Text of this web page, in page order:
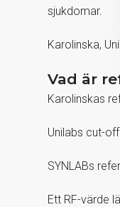
sjukdomar.
Karolinska,
Vad är
Karolinskas
Unilabs cut-
SYNLABs
Ett RF-värde